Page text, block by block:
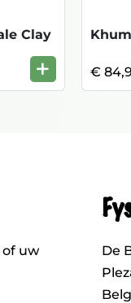
Clay
+ €
of uw
De